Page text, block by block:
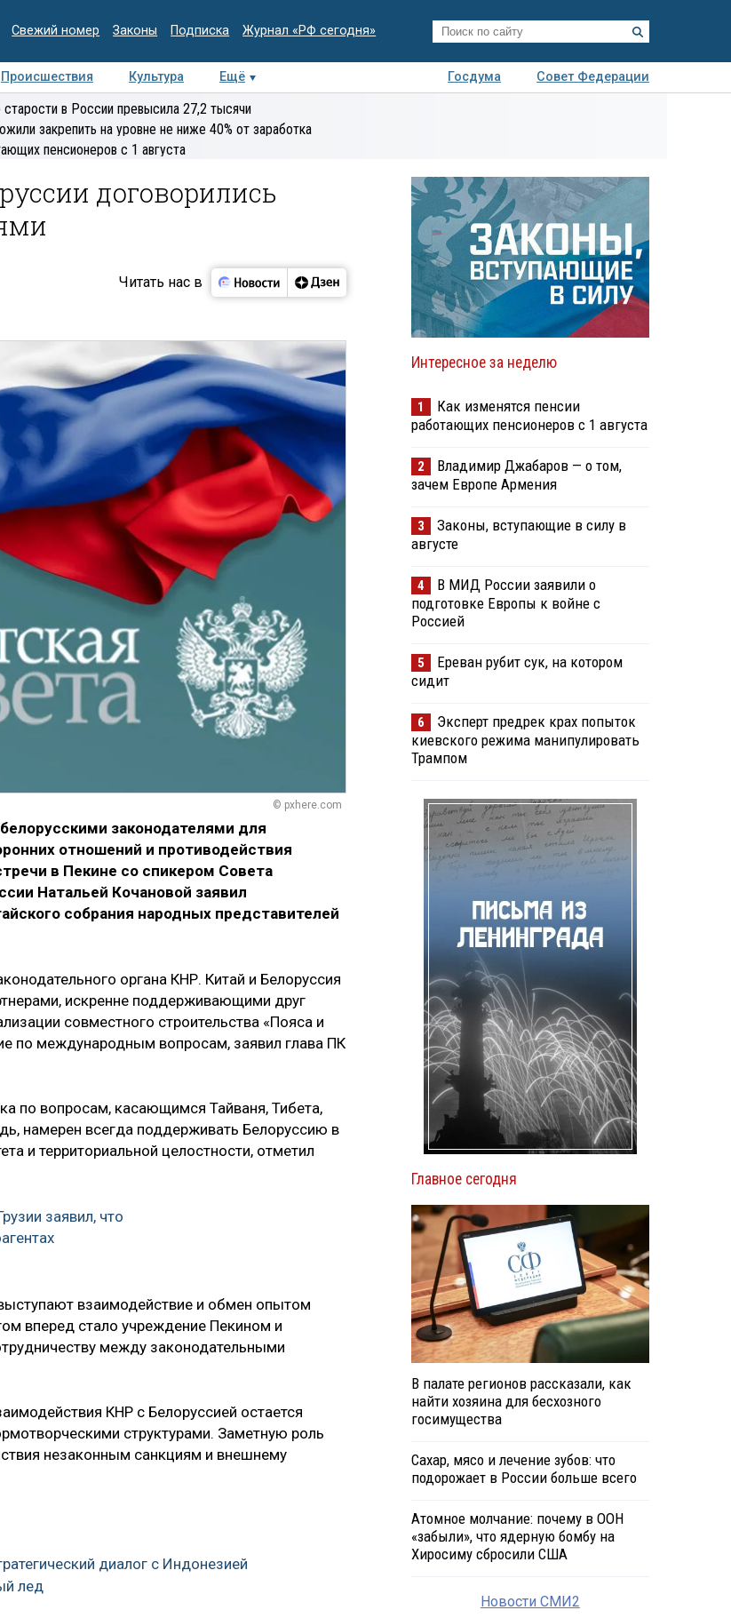
Свежий номер Законы Подписка Журнал «РФ сегодня»
Происшествия Культура Ещё Госдума
Совет Федерации
Интервью Колумнисты
экспертиза
в России превысила 27,2 тысячи
закрепить на уровне не ниже 40% от заработка
пенсионеров с 1 августа
договорились
Читать нас в
© pxhere.com
законодателями для
отношений и противодействия
в Пекине со спикером Совета
Натальей Кочановой заявил
собрания народных представителей
органа КНР. Китай и Белоруссия
искренне поддерживающими друг
совместного строительства «Пояса и
по международным вопросам, заявил глава ПК
по вопросам, касающимся Тайваня, Тибета,
намерен всегда поддерживать Белоруссию в
и территориальной целостности, отметил
заявил, что
взаимодействие и обмен опытом
вперед стало учреждение Пекином и
между законодательными
КНР с Белоруссией остается
структурами. Заметную роль
незаконным санкциям и внешнему
диалог с Индонезией
лед
Интересное за неделю
1
Как изменятся пенсии
работающих пенсионеров с 1 августа
2
Владимир Джабаров — о том,
зачем Европе Армения
3
Законы, вступающие в силу в
августе
4
В МИД России заявили о
подготовке Европы к войне с
Россией
5
Ереван рубит сук, на котором
сидит
6
Эксперт предрек крах попыток
киевского режима манипулировать
Трампом
Главное сегодня
В палате регионов рассказали, как
найти хозяина для бесхозного
госимущества
Сахар, мясо и лечение зубов: что
подорожает в России больше всего
Атомное молчание: почему в ООН
«забыли», что ядерную бомбу на
Хиросиму сбросили США
Новости СМИ2